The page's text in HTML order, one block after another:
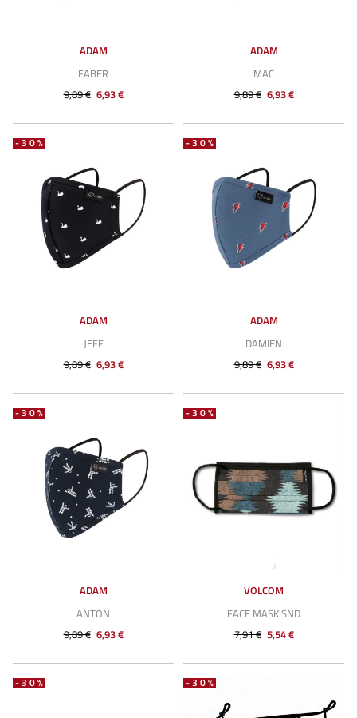
ADAM
FABER
9,89 € 6,93 €
ADAM
MAC
9,89 € 6,93 €
-30%
ADAM
JEFF
9,89 € 6,93 €
-30%
ADAM
DAMIEN
9,89 € 6,93 €
-30%
ADAM
ANTON
9,89 € 6,93 €
-30%
VOLCOM
FACE MASK SND
7,91 € 5,54 €
-30% -30%